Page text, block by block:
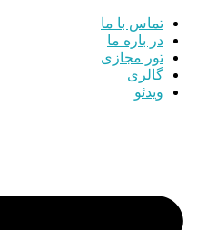
تماس با ما
در باره ما
تور مجازی
گالری
ویدئو